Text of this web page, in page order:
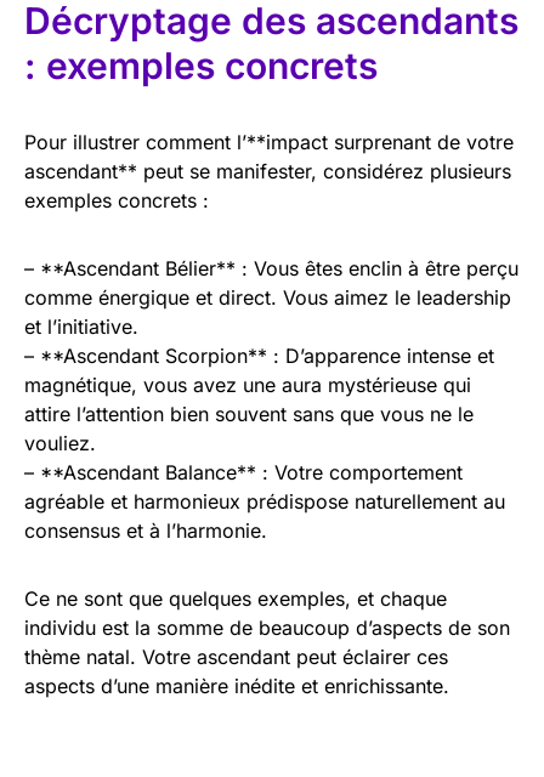
Décryptage des ascendants
: exemples concrets
Pour illustrer comment l’**impact surprenant de votre
ascendant** peut se manifester, considérez plusieurs
exemples concrets :
– **Ascendant Bélier** : Vous êtes enclin à être perçu
comme énergique et direct. Vous aimez le leadership
et l’initiative.
– **Ascendant Scorpion** : D’apparence intense et
magnétique, vous avez une aura mystérieuse qui
attire l’attention bien souvent sans que vous ne le
vouliez.
– **Ascendant Balance** : Votre comportement
agréable et harmonieux prédispose naturellement au
consensus et à l’harmonie.
Ce ne sont que quelques exemples, et chaque
individu est la somme de beaucoup d’aspects de son
thème natal. Votre ascendant peut éclairer ces
aspects d’une manière inédite et enrichissante.